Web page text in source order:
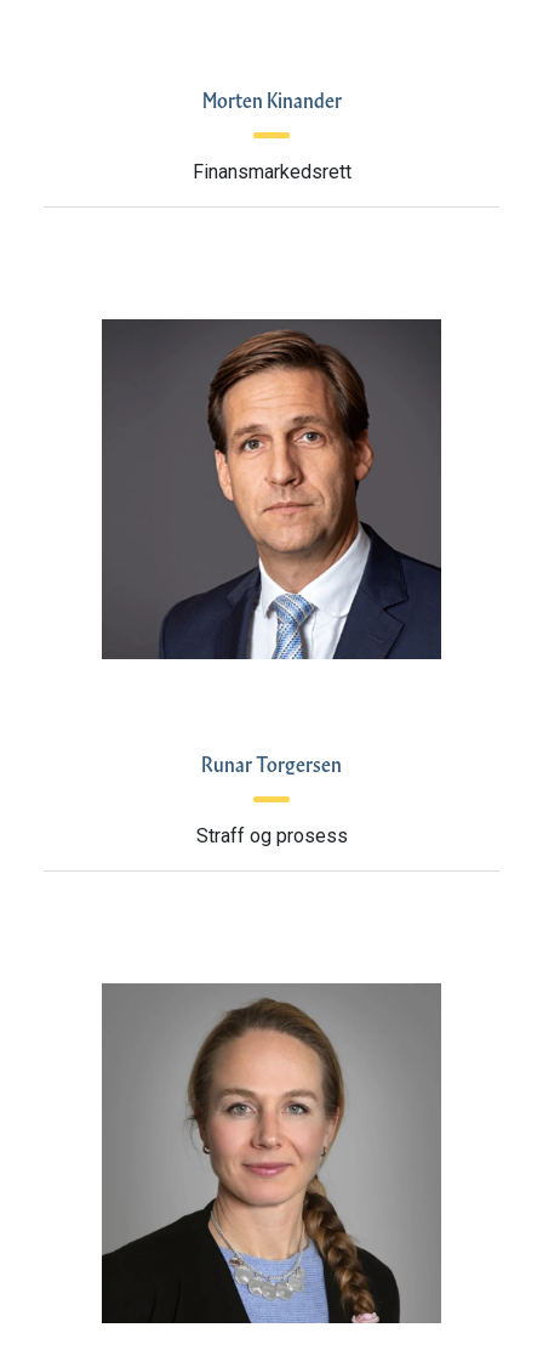
Morten Kinander
Finansmarkedsrett
Runar Torgersen
Straff og prosess